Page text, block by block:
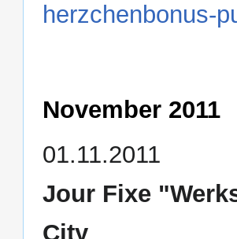
herzchenbonus-
November 2011
01.11.2011
Jour Fixe
City